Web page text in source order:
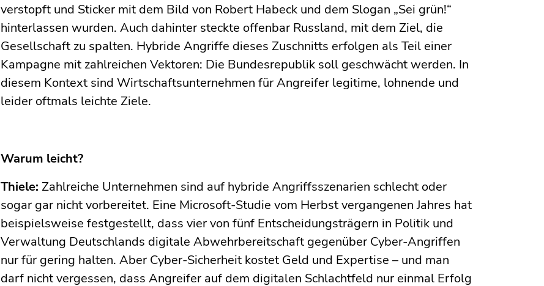
verstopft und Sticker mit dem Bild von Robert Habeck und dem Slogan „Sei grün!“
hinterlassen wurden. Auch dahinter steckte offenbar Russland, mit dem Ziel, die
Gesellschaft zu spalten. Hybride Angriffe dieses Zuschnitts erfolgen als Teil einer
Kampagne mit zahlreichen Vektoren: Die Bundesrepublik soll geschwächt werden. In
diesem Kontext sind Wirtschaftsunternehmen für Angreifer legitime, lohnende und
leider oftmals leichte Ziele.
Warum leicht?
Thiele: Zahlreiche Unternehmen sind auf hybride Angriffsszenarien schlecht oder
sogar gar nicht vorbereitet. Eine Microsoft-Studie vom Herbst vergangenen Jahres hat
beispielsweise festgestellt, dass vier von fünf Entscheidungsträgern in Politik und
Verwaltung Deutschlands digitale Abwehrbereitschaft gegenüber Cyber-Angriffen
nur für gering halten. Aber Cyber-Sicherheit kostet Geld und Expertise – und man
darf nicht vergessen, dass Angreifer auf dem digitalen Schlachtfeld nur einmal Erfolg